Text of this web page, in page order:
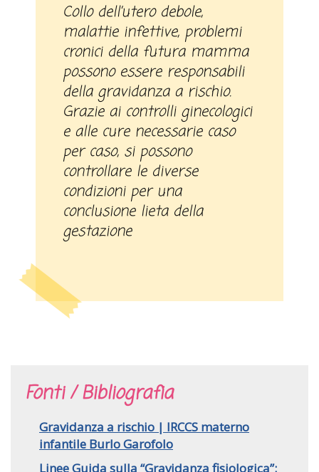
Collo dell’utero debole,
malattie infettive, problemi
cronici della futura mamma
possono essere responsabili
della gravidanza a rischio.
Grazie ai controlli ginecologici
e alle cure necessarie caso
per caso, si possono
controllare le diverse
condizioni per una
conclusione lieta della
gestazione
Fonti / Bibliografia
Gravidanza a rischio | IRCCS materno
infantile Burlo Garofolo
Linee Guida sulla “Gravidanza fisiologica”: